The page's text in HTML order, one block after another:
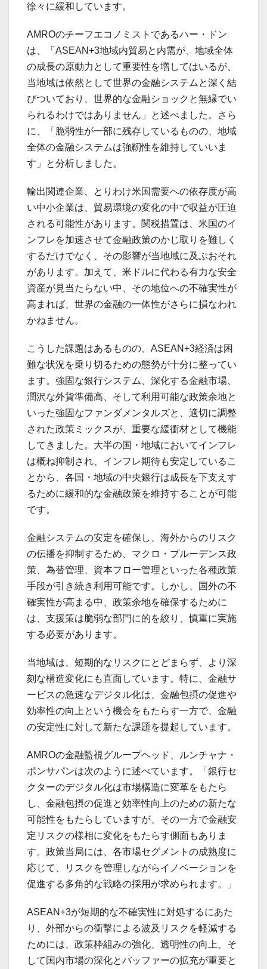
徐々に緩和しています。
AMROのチーフエコノミストであるハー・ドン
は、「ASEAN+3地域内貿易と内需が、地域全体
の成長の原動力として重要性を増してはいるが、
当地域は依然として世界の金融システムと深く結
びついており、世界的な金融ショックと無縁でい
られるわけではありません」と述べました。さら
に、「脆弱性が一部に残存しているものの、地域
全体の金融システムは強靭性を維持していいま
す」と分析しました。
輸出関連企業、とりわけ米国需要への依存度が高
い中小企業は、貿易環境の変化の中で収益が圧迫
される可能性があります。関税措置は、米国のイ
ンフレを加速させて金融政策のかじ取りを難しく
するだけでなく、その影響が当地域に及ぶおそれ
があります。加えて、米ドルに代わる有力な安全
資産が見当たらない中、その地位への不確実性が
高まれば、世界の金融の一体性がさらに損なわれ
かねません。
こうした課題はあるものの、ASEAN+3経済は困
難な状況を乗り切るための態勢が十分に整ってい
ます。強固な銀行システム、深化する金融市場、
潤沢な外貨準備高、そして利用可能な政策余地と
いった強固なファンダメンタルズと、適切に調整
された政策ミックスが、重要な緩衝材として機能
してきました。大半の国・地域においてインフレ
は概ね抑制され、インフレ期待も安定しているこ
とから、各国・地域の中央銀行は成長を下支えす
るために緩和的な金融政策を維持することが可能
です。
金融システムの安定を確保し、海外からのリスク
の伝播を抑制するため、マクロ・プルーデンス政
策、為替管理、資本フロー管理といった各種政策
手段が引き続き利用可能です。しかし、国外の不
確実性が高まる中、政策余地を確保するために
は、支援策は脆弱な部門に的を絞り、慎重に実施
する必要があります。
当地域は、短期的なリスクにとどまらず、より深
刻な構造変化にも直面しています。特に、金融サ
ービスの急速なデジタル化は、金融包摂の促進や
効率性の向上という機会をもたらす一方で、金融
の安定性に対して新たな課題を提起しています。
AMROの金融監視グループヘッド、ルンチャナ・
ポンサパンは次のように述べています。「銀行セ
クターのデジタル化は市場構造に変革をもたら
し、金融包摂の促進と効率性向上のための新たな
可能性をもたらしていますが、その一方で金融安
定リスクの様相に変化をもたらす側面もありま
す。政策当局には、各市場セグメントの成熟度に
応じて、リスクを管理しながらイノベーションを
促進する多角的な戦略の採用が求められます。」
ASEAN+3が短期的な不確実性に対処するにあた
り、外部からの衝撃による波及リスクを軽減する
ためには、政策枠組みの強化、透明性の向上、そ
して国内市場の深化とバッファーの拡充が重要と